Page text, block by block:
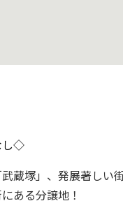
し◇
蔵塚」、発展著しい
ある分譲地！